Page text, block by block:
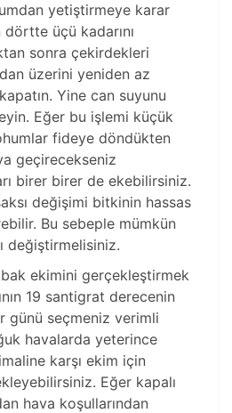
yetiştirmeye karar
dörtte üçü kadarını
sonra çekirdekleri
üzerini yeniden az
Yine can suyunu
Eğer bu işlemi küçük
fideye döndükten
geçirecekseniz
birer birer de ekebilirsiniz.
değişimi bitkinin hassas
Bu sebeple mümkün
değiştirmelisiniz.
ekimini gerçekleştirmek
19 santigrat derecenin
günü seçmeniz verimli
havalarda yeterince
karşı ekim için
Eğer kapalı
hava koşullarından